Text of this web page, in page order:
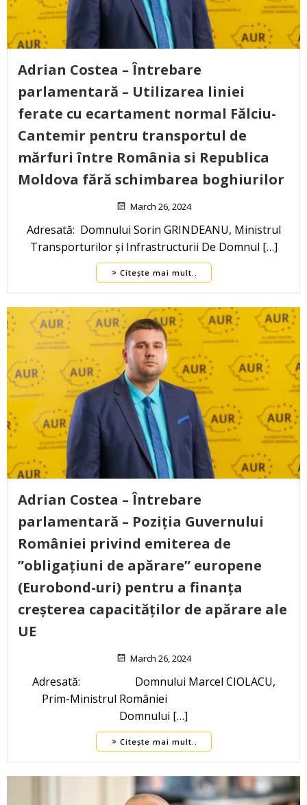
Adrian Costea – Întrebare
parlamentară – Utilizarea liniei
ferate cu ecartament normal Fălciu-
Cantemir pentru transportul de
mărfuri între România si Republica
Moldova fără schimbarea boghiurilor
March 26, 2024
Adresată: Domnului Sorin GRINDEANU, Ministrul
Transporturilor și Infrastructurii De Domnul […]
Citește mai mult..
Adrian Costea – Întrebare
parlamentară – Poziția Guvernului
României privind emiterea de
”obligațiuni de apărare” europene
(Eurobond-uri) pentru a finanța
creșterea capacităților de apărare ale
UE
March 26, 2024
Adresată: Domnului Marcel CIOLACU,
Prim-Ministrul României
Domnului […]
Citește mai mult..